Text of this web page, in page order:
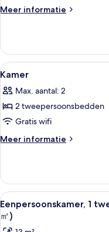
Meer informatie
Meer
Alle
foto's
voor
Kamer
laden
1
Kamer
Max. aantal: 2
2 tweepersoonsbedden
Gratis wifi
Meer informatie
Meer
Alle
foto's
voor
6
Eenpersoonskamer, 1
㎡)